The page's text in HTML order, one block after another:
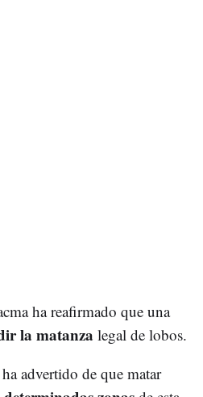
ha reafirmado que una
la matanza legal de lobos.
advertido de que matar